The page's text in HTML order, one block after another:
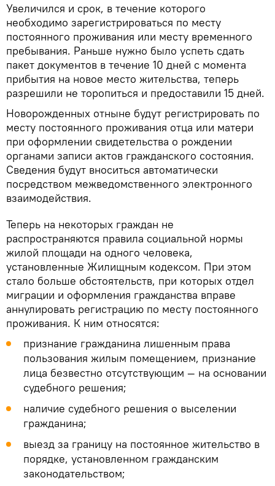
Увеличился и срок, в течение которого
необходимо зарегистрироваться по месту
постоянного проживания или месту временного
пребывания. Раньше нужно было успеть сдать
пакет документов в течение 10 дней с момента
прибытия на новое место жительства, теперь
разрешили не торопиться и предоставили 15 дней.
Новорожденных отныне будут регистрировать по
месту постоянного проживания отца или матери
при оформлении свидетельства о рождении
органами записи актов гражданского состояния.
Сведения будут вноситься автоматически
посредством межведомственного электронного
взаимодействия.
Теперь на некоторых граждан не
распространяются правила социальной нормы
жилой площади на одного человека,
установленные Жилищным кодексом. При этом
стало больше обстоятельств, при которых отдел
миграции и оформления гражданства вправе
аннулировать регистрацию по месту постоянного
проживания. К ним относятся:
признание гражданина лишенным права
пользования жилым помещением, признание
лица безвестно отсутствующим — на основании
судебного решения;
наличие судебного решения о выселении
гражданина;
выезд за границу на постоянное жительство в
порядке, установленном гражданским
законодательством;